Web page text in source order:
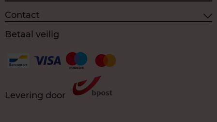
Contact
Betaal veilig
Levering door